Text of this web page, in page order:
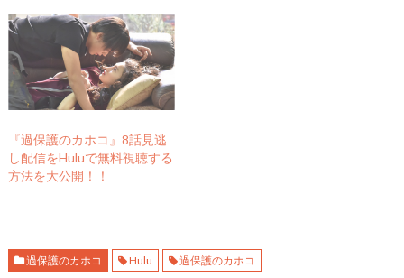
ま い
ウ
ィ
ン
ド
ウ
で
開
き
す
)
『過保護のカホコ』8話見逃
し配信をHuluで無料視聴する
方法を大公開！！
過保護のカホコ Hulu 過保護のカホコ